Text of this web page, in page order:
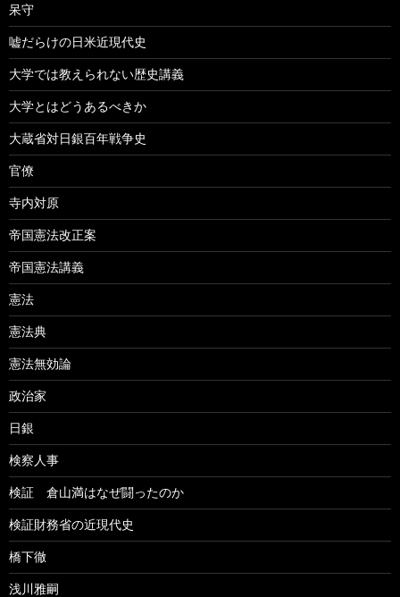
呆守
嘘だらけの日米近現代史
大学では教えられない歴史講義
大学とはどうあるべきか
大蔵省対日銀百年戦争史
官僚
寺内対原
帝国憲法改正案
帝国憲法講義
憲法
憲法典
憲法無効論
政治家
日銀
検察人事
検証 倉山満はなぜ闘ったのか
検証財務省の近現代史
橋下徹
浅川雅嗣